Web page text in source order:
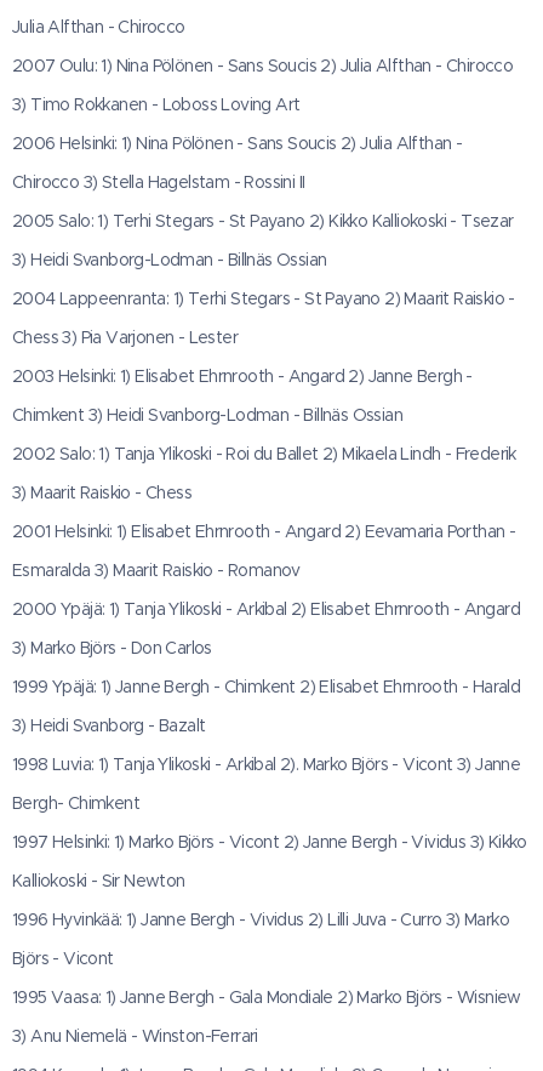
Julia Alfthan - Chirocco
2007 Oulu: 1) Nina Pölönen - Sans Soucis 2) Julia Alfthan - Chirocco
3) Timo Rokkanen - Loboss Loving Art
2006 Helsinki: 1) Nina Pölönen - Sans Soucis 2) Julia Alfthan -
Chirocco 3) Stella Hagelstam - Rossini II
2005 Salo: 1) Terhi Stegars - St Payano 2) Kikko Kalliokoski - Tsezar
3) Heidi Svanborg-Lodman - Billnäs Ossian
2004 Lappeenranta: 1) Terhi Stegars - St Payano 2) Maarit Raiskio -
Chess 3) Pia Varjonen - Lester
2003 Helsinki: 1) Elisabet Ehrnrooth - Angard 2) Janne Bergh -
Chimkent 3) Heidi Svanborg-Lodman - Billnäs Ossian
2002 Salo: 1) Tanja Ylikoski - Roi du Ballet 2) Mikaela Lindh - Frederik
3) Maarit Raiskio - Chess
2001 Helsinki: 1) Elisabet Ehrnrooth - Angard 2) Eevamaria Porthan -
Esmaralda 3) Maarit Raiskio - Romanov
2000 Ypäjä: 1) Tanja Ylikoski - Arkibal 2) Elisabet Ehrnrooth - Angard
3) Marko Björs - Don Carlos
1999 Ypäjä: 1) Janne Bergh - Chimkent 2) Elisabet Ehrnrooth - Harald
3) Heidi Svanborg - Bazalt
1998 Luvia: 1) Tanja Ylikoski - Arkibal 2). Marko Björs - Vicont 3) Janne
Bergh- Chimkent
1997 Helsinki: 1) Marko Björs - Vicont 2) Janne Bergh - Vividus 3) Kikko
Kalliokoski - Sir Newton
1996 Hyvinkää: 1) Janne Bergh - Vividus 2) Lilli Juva - Curro 3) Marko
Björs - Vicont
1995 Vaasa: 1) Janne Bergh - Gala Mondiale 2) Marko Björs - Wisniew
3) Anu Niemelä - Winston-Ferrari